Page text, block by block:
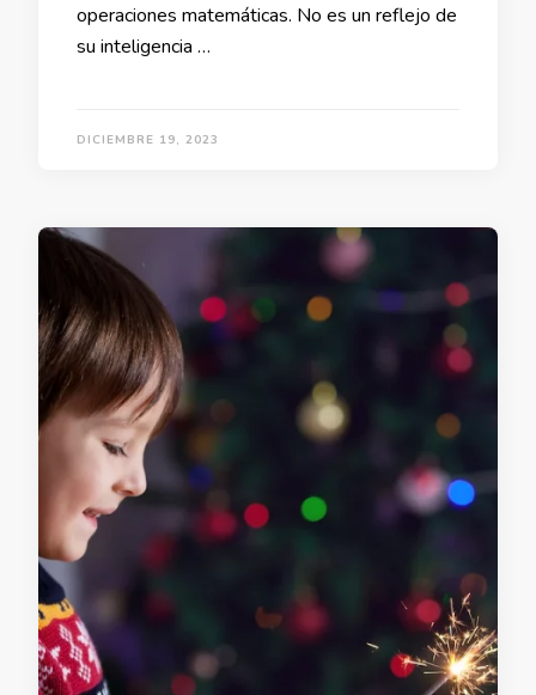
operaciones matemáticas. No es un reflejo de
su inteligencia …
DICIEMBRE 19, 2023